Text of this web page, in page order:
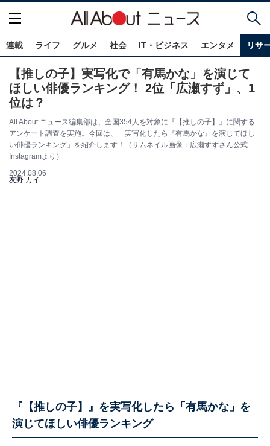
連載 ライフ グルメ 社会 IT・ビジネス エンタメ リサ
【推しの子】実写化で「有馬かな」を演じて
ほしい俳優ランキング！ 2位「広瀬すず」、1
位は？
All About ニュース編集部は、全国354人を対象に『【推しの子】』に関する
アンケート調査を実施。今回は、「実写化したら『有馬かな』を演じてほし
い俳優ランキング」を紹介します！（サムネイル画像：広瀬すずさん公式
Instagramより）
2024.08.06
友野 カイ
『【推しの子】』を実写化したら「有馬かな」を
演じてほしい俳優ランキング